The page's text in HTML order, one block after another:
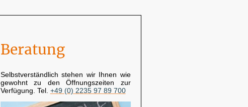
Beratung
Selbstverständlich stehen wir Ihnen wie
gewohnt zu den Öffnungszeiten zur
Verfügung. Tel. +49 (0) 2235 97 89 700